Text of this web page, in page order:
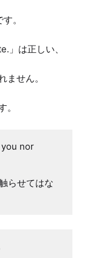
。
は正しい、
ません。
nor
らせてはな